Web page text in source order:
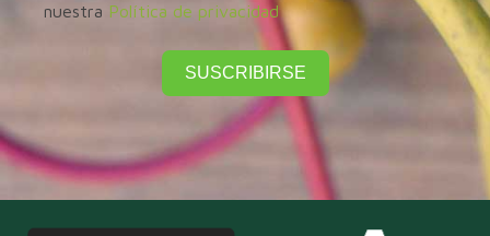
nuestra Política de privacidad
SUSCRIBIRSE